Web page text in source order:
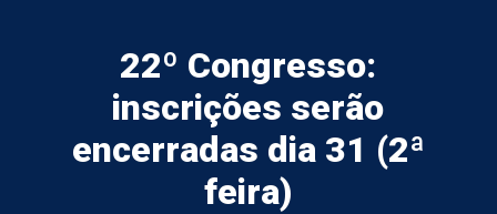
22º Congresso:
inscrições serão
encerradas dia 31 (2ª
feira)